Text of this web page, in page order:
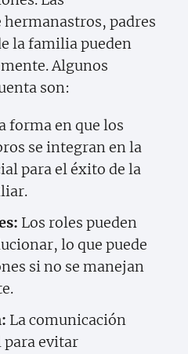
padres
la familia pueden
Algunos
son:
forma en que los
se integran en la
para el éxito de la
Los roles pueden
lo que puede
si no se manejan
La comunicación
para evitar